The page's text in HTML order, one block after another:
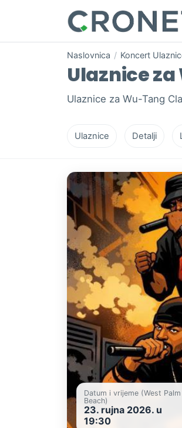
Naslovnica / Koncert
Ulaznice
Ulaznice za Wu-Tang
Ulaznice Detalji
Datum i vrijeme (West Palm
Beach)
23. rujna 2026. u
19:30